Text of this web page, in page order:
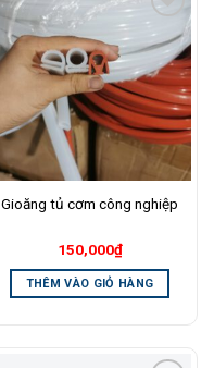
Add to
Wishlist
Gioăng tủ cơm công nghiệp
150,000₫
THÊM VÀO GIỎ HÀNG